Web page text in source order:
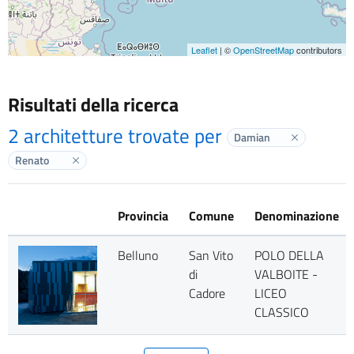
Leaflet | ©OpenStreetMapcontributors
Risultati della ricerca
2 architetture trovate per Damian Elimina
Renato Elimina label
Provincia Comune Denominazione
Belluno
San Vito
di
Cadore
POLO DELLA
VALBOITE -
LICEO
CLASSICO